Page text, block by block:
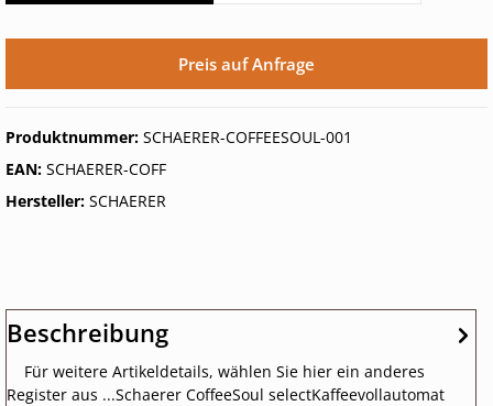
Preis auf Anfrage
Produktnummer: SCHAERER-COFFEESOUL-001
EAN: SCHAERER-COFF
Hersteller: SCHAERER
Beschreibung
Für weitere Artikeldetails, wählen Sie hier ein anderes
Register aus ...Schaerer CoffeeSoul selectKaffeevollautomat